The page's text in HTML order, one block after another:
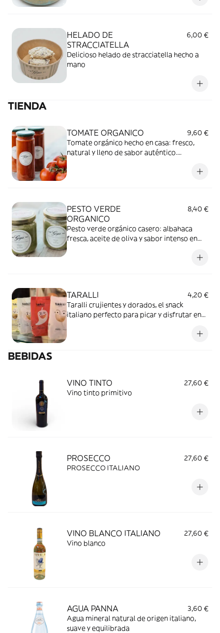
HELADO DE
STRACCIATELLA
6,00 €
Delicioso helado de stracciatella hecho a
mano
TIENDA
TOMATE ORGANICO
9,60 €
Tomate orgánico hecho en casa: fresco,
natural y lleno de sabor auténtico.
PESTO VERDE
ORGANICO
8,40 €
Pesto verde orgánico casero: albahaca
fresca, aceite de oliva y sabor intenso en
TARALLI
4,20 €
Taralli crujientes y dorados, el snack
italiano perfecto para picar y disfrutar en
BEBIDAS
VINO TINTO
27,60 €
Vino tinto primitivo
PROSECCO
27,60 €
PROSECCO ITALIANO
VINO BLANCO ITALIANO
27,60 €
Vino blanco
AGUA PANNA
3,60 €
Agua mineral natural de origen italiano,
suave y equilibrada